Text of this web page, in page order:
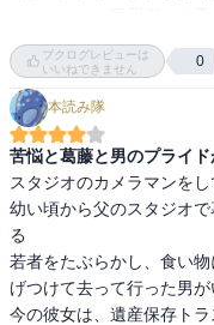
作品の構成は王道な誤解
藤がなんだか、無駄な足
http://
ブクログレビューは
いいねできません
0
本読み隊
苦悩と葛藤と男のプライド
スタジオのカメラマンをし
幼い頃から父のスタジオ
る
若者をたぶらかし、食い
げつけて去って行った男が
今の彼女は、遺産保存ト